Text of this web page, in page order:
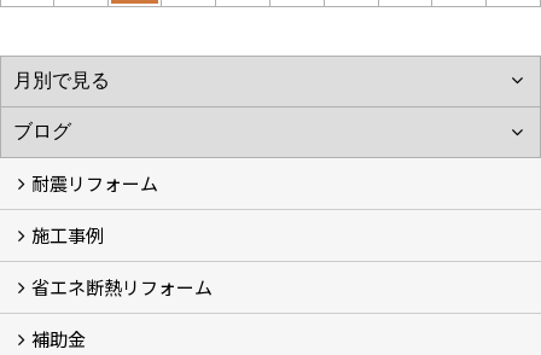
耐震リフォーム
空設計の耐震診断
耐震診断と耐震補強 動画
耐震診断レポート
減災セミナー・耐震基準と熊本地震 動画
耐震診断と耐震補強 解説
耐震診断Q&A
施工事例
施工事例
浴室の劣化改修と耐震補強 動画
浴室の劣化改修と耐震補強①
浴室の劣化改修と耐震補強②
省エネ断熱リフォーム
省エネ診断
省エネリフォーム
補助金